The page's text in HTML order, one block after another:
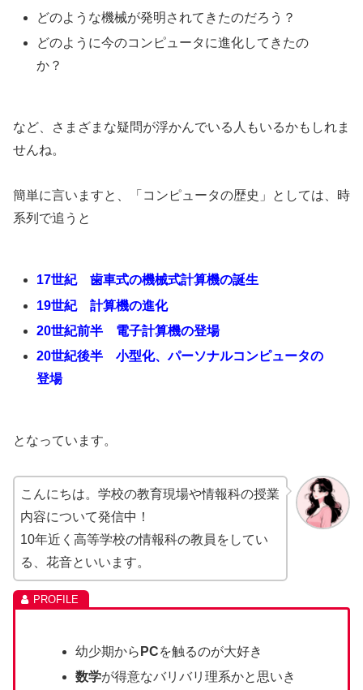
どのような機械が発明されてきたのだろう？
どのように今のコンピュータに進化してきたの
か？
など、さまざまな疑問が浮かんでいる人もいるかもしれま
せんね。
簡単に言いますと、「コンピュータの歴史」としては、時
系列で追うと
17世紀 歯車式の機械式計算機の誕生
19世紀 計算機の進化
20世紀前半 電子計算機の登場
20世紀後半 小型化、パーソナルコンピュータの
登場
となっています。
こんにちは。学校の教育現場や情報科の授業
内容について発信中！
10年近く高等学校の情報科の教員をしてい
る、花音といいます。
幼少期から PCを触るのが大好き
数学が得意なバリバリ理系かと思いき